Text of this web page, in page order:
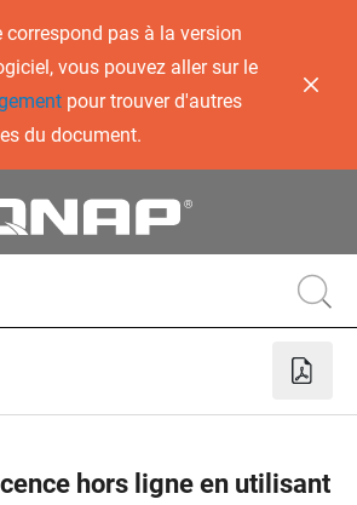
correspond pas à la version
vous pouvez aller sur le
pour trouver d'autres
du document.
hors ligne en utilisant